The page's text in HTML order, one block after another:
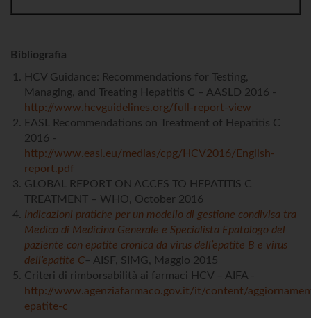
Bibliografia
HCV Guidance: Recommendations for Testing,
Managing, and Treating Hepatitis C – AASLD 2016 -
http://www.hcvguidelines.org/full-report-view
EASL Recommendations on Treatment of Hepatitis C
2016 -
http://www.easl.eu/medias/cpg/HCV2016/English-
report.pdf
GLOBAL REPORT ON ACCES TO HEPATITIS C
TREATMENT – WHO, October 2016
Indicazioni pratiche per un modello di gestione condivisa tra
Medico di Medicina Generale e Specialista Epatologo del
paziente con epatite cronica da virus dell’epatite B e virus
dell’epatite C– AISF, SIMG, Maggio 2015
Criteri di rimborsabilità ai farmaci HCV – AIFA -
http://www.agenziafarmaco.gov.it/it/content/
epatite-c